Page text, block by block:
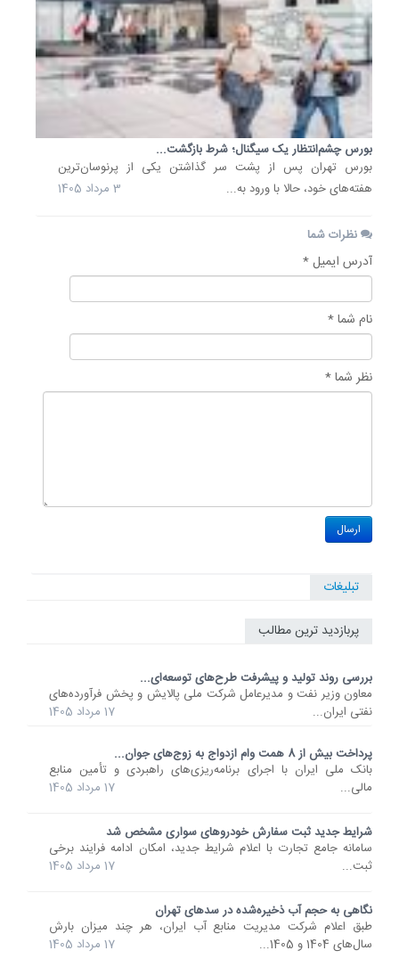
بورس چشم‌انتظار یک سیگنال؛ شرط بازگشت...
بورس تهران پس از پشت سر گذاشتن یکی از پرنوسان‌ترین
هفته‌های خود، حالا با ورود به...
3 مرداد 1405
نظرات شما
آدرس ایمیل *
نام شما *
نظر شما *
تبلیغات
پربازدید ترین مطالب
بررسی روند تولید و پیشرفت طرح‌های توسعه‌ای...
معاون وزیر نفت و مدیرعامل شرکت ملی پالایش و پخش فرآورده‌های
نفتی ایران...
17 مرداد 1405
پرداخت بیش از 8 همت وام ازدواج به زوج‌های جوان...
بانک ملی ایران با اجرای برنامه‌ریزی‌های راهبردی و تأمین منابع
مالی...
17 مرداد 1405
شرایط جدید ثبت سفارش خودروهای سواری مشخص شد
سامانه جامع تجارت با اعلام شرایط جدید، امکان ادامه فرایند برخی
ثبت...
17 مرداد 1405
نگاهی به حجم آب ذخیره‌شده در سدهای تهران
طبق اعلام شرکت مدیریت منابع آب ایران، هر چند میزان بارش
سال‌های 1404 و 1405...
17 مرداد 1405